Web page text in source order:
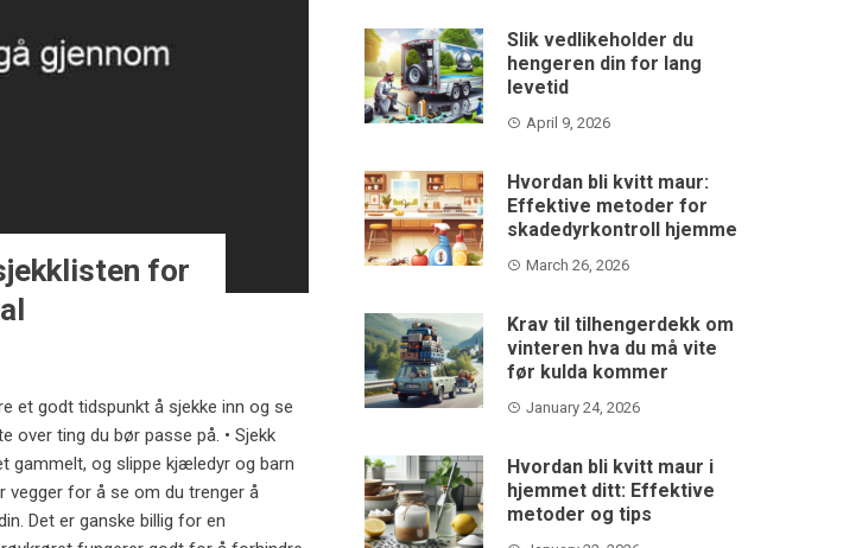
for
et godt tidspunkt å sjekke inn og se
over ting du bør passe på. • Sjekk
gammelt, og slippe kjæledyr og barn
vegger for å se om du trenger å
Det er ganske billig for en
Slik vedlikeholder du
hengeren din for lang
levetid
April 9, 2026
Hvordan bli kvitt maur:
Effektive metoder for
skadedyrkontroll hjemme
March 26, 2026
Krav til tilhengerdekk om
vinteren hva du må vite
før kulda kommer
January 24, 2026
Hvordan bli kvitt maur i
hjemmet ditt: Effektive
metoder og tips